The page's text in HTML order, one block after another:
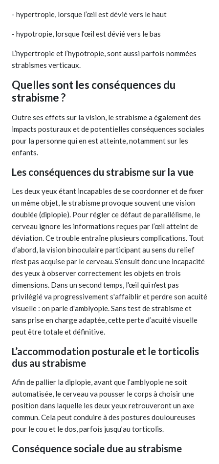
- hypertropie, lorsque l’œil est dévié vers le haut
- hypotropie, lorsque l’œil est dévié vers le bas
L’hypertropie et l’hypotropie, sont aussi parfois nommées
strabismes verticaux.
Quelles sont les conséquences du
strabisme ?
Outre ses effets sur la vision, le strabisme a également des
impacts posturaux et de potentielles conséquences sociales
pour la personne qui en est atteinte, notamment sur les
enfants.
Les conséquences du strabisme sur la vue
Les deux yeux étant incapables de se coordonner et de fixer
un même objet, le strabisme provoque souvent une vision
doublée (diplopie). Pour régler ce défaut de parallélisme, le
cerveau ignore les informations reçues par l’œil atteint de
déviation. Ce trouble entraîne plusieurs complications. Tout
d’abord, la vision binoculaire participant au sens du relief
n'est pas acquise par le cerveau. S’ensuit donc une incapacité
des yeux à observer correctement les objets en trois
dimensions. Dans un second temps, l'œil qui n'est pas
privilégié va progressivement s'affaiblir et perdre son acuité
visuelle : on parle d'amblyopie. Sans test de strabisme et
sans prise en charge adaptée, cette perte d’acuité visuelle
peut être totale et définitive.
L’accommodation posturale et le torticolis
dus au strabisme
Afin de pallier la diplopie, avant que l’amblyopie ne soit
automatisée, le cerveau va pousser le corps à choisir une
position dans laquelle les deux yeux retrouveront un axe
commun. Cela peut conduire à des postures douloureuses
pour le cou et le dos, parfois jusqu’au torticolis.
Conséquence sociale due au strabisme